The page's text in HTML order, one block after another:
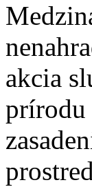
akcia
prírodu